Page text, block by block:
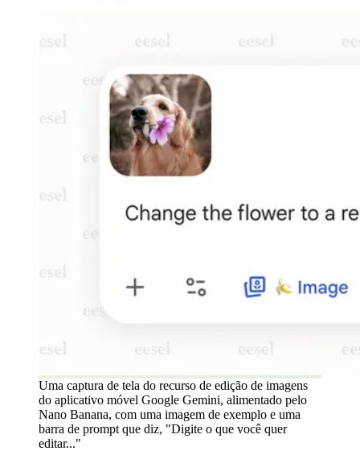
Uma captura de tela do recurso de edição de imagens
do aplicativo móvel Google Gemini, alimentado pelo
Nano Banana, com uma imagem de exemplo e uma
barra de prompt que diz, "Digite o que você quer
editar..."